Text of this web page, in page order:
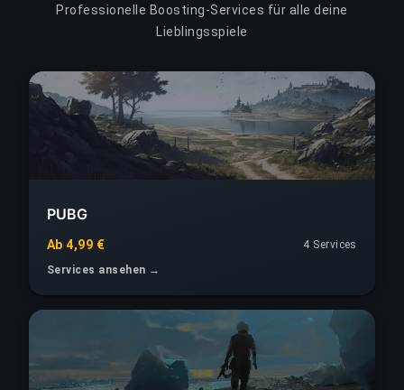
Professionelle Boosting-Services für alle deine
Lieblingsspiele
PUBG
Ab 4,99 €
4 Services
Services ansehen →